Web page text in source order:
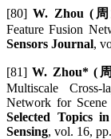
[80]W. Zhou (
Feature Fusion
Sensors Journal,
[81]W. Zhou* (
Multiscale
Network for
Selected Topics
Sensing, vol. 16,